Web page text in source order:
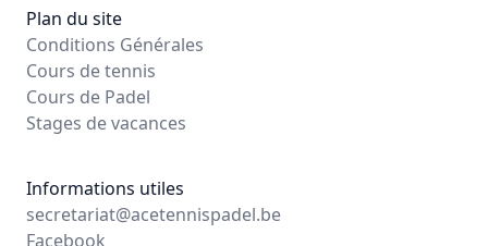
Plan du site
Conditions Générales
Cours de tennis
Cours de Padel
Stages de vacances
Informations utiles
secretariat@acetennispadel.be
Facebook